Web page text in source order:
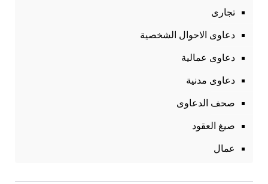
تجارى
دعاوى الاحوال الشخصية
دعاوى عمالية
دعاوى مدنية
صحف الدعاوى
صيغ العقود
عمال